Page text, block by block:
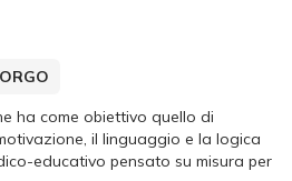
ha come obiettivo quello di
il linguaggio e la logica
educativo pensato su misura per